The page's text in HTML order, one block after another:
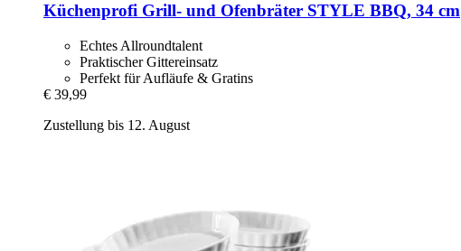
Küchenprofi Grill-​ und Ofenbräter STYLE BBQ, 34 cm
Echtes Allroundtalent
Praktischer Gittereinsatz
Perfekt für Aufläufe & Gratins
€ 39,99
Zustellung bis 12. August